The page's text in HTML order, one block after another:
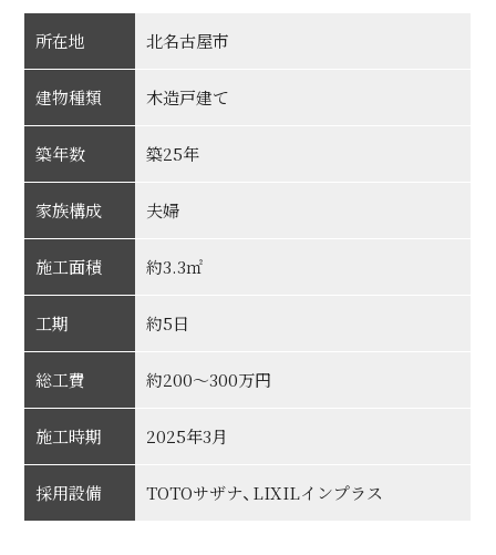
所在地 北名古屋市
建物種類 木造戸建て
築年数 築25年
家族構成 夫婦
施工面積 約3.3㎡
工期 約5日
総工費 約200～300万円
施工時期 2025年3月
採用設備 TOTOサザナ、LIXILインプラス